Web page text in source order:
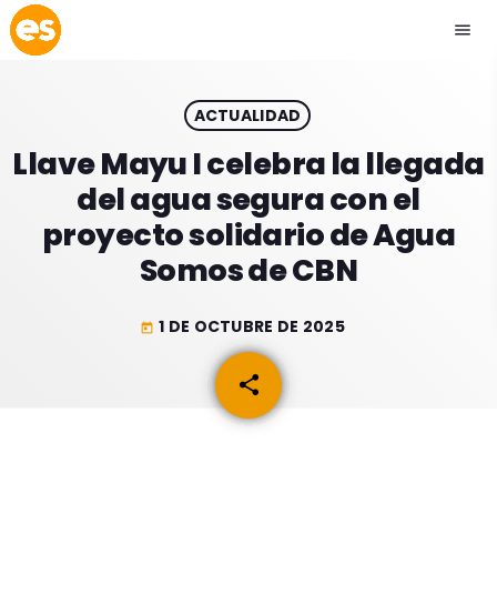
menu
play_arrow EMISIÓN LA PAZ
EMISIÓN COCHABAMBA
ESLATINO NEWS
ACTUALIDAD
Llave Mayu I celebra la llegada
del agua segura con el
proyecto solidario de Agua
Somos de CBN
today 1 DE OCTUBRE DE 2025
share
email